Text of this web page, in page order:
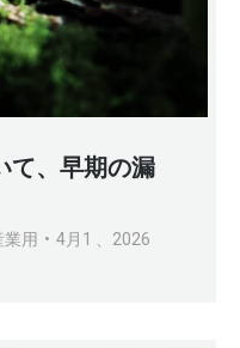
て、早期の漏
業用 4月1 、2026